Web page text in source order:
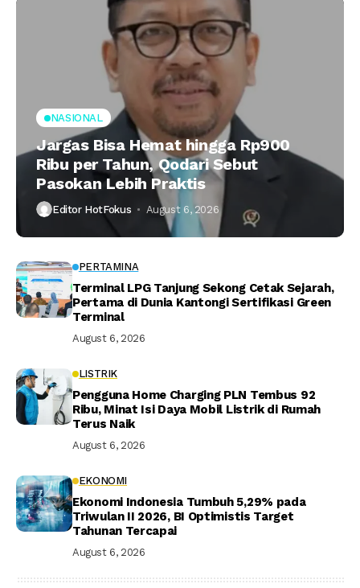
NASIONAL
Jargas Bisa Hemat hingga Rp900
Ribu per Tahun, Qodari Sebut
Pasokan Lebih Praktis
Editor HotFokus August 6, 2026
PERTAMINA
Terminal LPG Tanjung Sekong Cetak Sejarah,
Pertama di Dunia Kantongi Sertifikasi Green
Terminal
August 6, 2026
LISTRIK
Pengguna Home Charging PLN Tembus 92
Ribu, Minat Isi Daya Mobil Listrik di Rumah
Terus Naik
August 6, 2026
EKONOMI
Ekonomi Indonesia Tumbuh 5,29% pada
Triwulan II 2026, BI Optimistis Target
Tahunan Tercapai
August 6, 2026